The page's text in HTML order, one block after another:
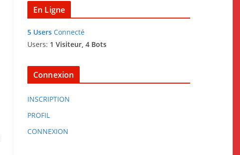
En Ligne
5 Users Connecté
Users: 1 Visiteur, 4 Bots
Connexion
INSCRIPTION
PROFIL
CONNEXION